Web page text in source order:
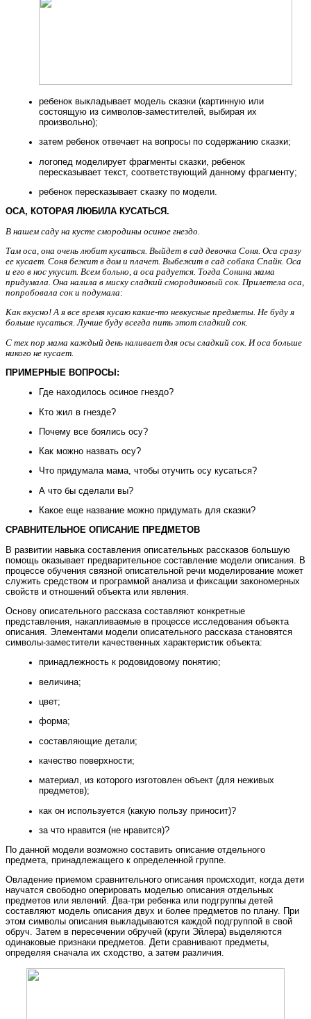
ребенок выкладывает модель сказки (картинную или
состоящую из символов-заместителей, выбирая их
произвольно);
затем ребенок отвечает на вопросы по содержанию сказки;
логопед моделирует фрагменты сказки, ребенок
пересказывает текст, соответствующий данному фрагменту;
ребенок пересказывает сказку по модели.
ОСА, КОТОРАЯ ЛЮБИЛА КУСАТЬСЯ.
В нашем саду на кусте смородины осиное гнездо.
Там оса, она очень любит кусаться. Выйдет в сад девочка Соня. Оса сразу
ее кусает. Соня бежит в дом и плачет. Выбежит в сад собака Спайк. Оса
и его в нос укусит. Всем больно, а оса радуется. Тогда Сонина мама
придумала. Она налила в миску сладкий смородиновый сок. Прилетела оса,
попробовала сок и подумала:
Как вкусно! А я все время кусаю какие-то невкусные предметы. Не буду я
больше кусаться. Лучше буду всегда пить этот сладкий сок.
С тех пор мама каждый день наливает для осы сладкий сок. И оса больше
никого не кусает.
ПРИМЕРНЫЕ ВОПРОСЫ:
Где находилось осиное гнездо?
Кто жил в гнезде?
Почему все боялись осу?
Как можно назвать осу?
Что придумала мама, чтобы отучить осу кусаться?
А что бы сделали вы?
Какое еще название можно придумать для сказки?
СРАВНИТЕЛЬНОЕ ОПИСАНИЕ ПРЕДМЕТОВ
В развитии навыка составления описательных рассказов большую
помощь оказывает предварительное составление модели описания. В
процессе обучения связной описательной речи моделирование может
служить средством и программой анализа и фиксации закономерных
свойств и отношений объекта или явления.
Основу описательного рассказа составляют конкретные
представления, накапливаемые в процессе исследования объекта
описания. Элементами модели описательного рассказа становятся
символы-заместители качественных характеристик объекта:
принадлежность к родовидовому понятию;
величина;
цвет;
форма;
составляющие детали;
качество поверхности;
материал, из которого изготовлен объект (для неживых
предметов);
как он используется (какую пользу приносит)?
за что нравится (не нравится)?
По данной модели возможно составить описание отдельного
предмета, принадлежащего к определенной группе.
Овладение приемом сравнительного описания происходит, когда дети
научатся свободно оперировать моделью описания отдельных
предметов или явлений. Два-три ребенка или подгруппы детей
составляют модель описания двух и более предметов по плану. При
этом символы описания выкладываются каждой подгруппой в свой
обруч. Затем в пересечении обручей (круги Эйлера) выделяются
одинаковые признаки предметов. Дети сравнивают предметы,
определяя сначала их сходство, а затем различия.